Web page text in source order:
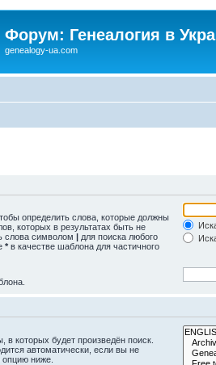
Форум: Генеалогия в
genealogy-ua.com
определить слова, которые должны
которых в результатах быть не
слова символом | для поиска любого
* в качестве шаблона для частичного
которых будет произведён поиск.
автоматически, если вы не
ниже.